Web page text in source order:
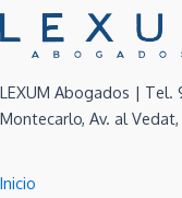
LEXUM Abogados |
Montecarlo, Av. al
Inicio